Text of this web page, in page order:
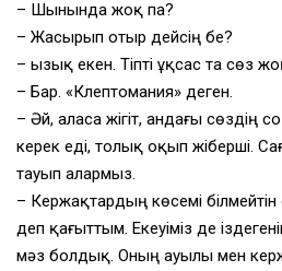
– Шынында жоқ па?
– Жасырып отыр дейсің бе?
– Қызық екен. Тіпті ұқсас та сөз
– Бар. «Клептомания» деген.
– Әй, аласа жігіт, андағы сөздің
керек еді, толық оқып жіберші.
тауып алармыз.
– Кержақтардың көсемі
деп қағыттым. Екеуіміз де
мәз болдық. Оның ауылы мен